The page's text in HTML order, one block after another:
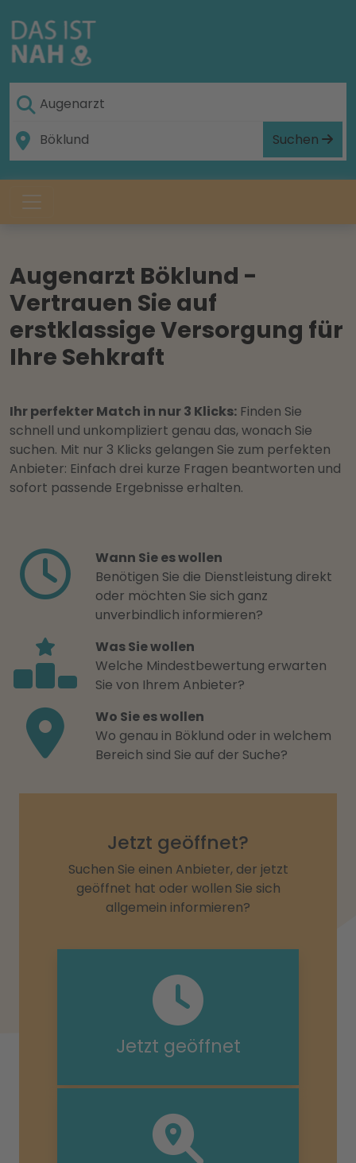
Suchen
Augenarzt Böklund -
Vertrauen Sie auf
erstklassige Versorgung für
Ihre Sehkraft
Ihr perfekter Match in nur 3 Klicks: Finden Sie
schnell und unkompliziert genau das, wonach Sie
suchen. Mit nur 3 Klicks gelangen Sie zum perfekten
Anbieter: Einfach drei kurze Fragen beantworten und
sofort passende Ergebnisse erhalten.
Wann Sie es wollen
Benötigen Sie die Dienstleistung direkt
oder möchten Sie sich ganz
unverbindlich informieren?
Was Sie wollen
Welche Mindestbewertung erwarten
Sie von Ihrem Anbieter?
Wo Sie es wollen
Wo genau in Böklund oder in welchem
Bereich sind Sie auf der Suche?
Jetzt geöffnet?
Suchen Sie einen Anbieter, der jetzt
geöffnet hat oder wollen Sie sich
allgemein informieren?
Jetzt geöffnet